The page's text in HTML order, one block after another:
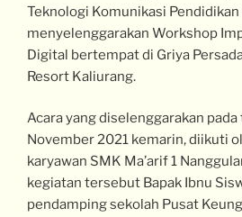
Teknologi Komunikasi Pendidikan
menyelenggarakan Workshop
Digital bertempat di Griya
Resort Kaliurang.
Acara yang diselenggarakan pada
November 2021 kemarin, diikuti
karyawan SMK Ma’arif 1
kegiatan tersebut Bapak Ibnu
pendamping sekolah Pusat